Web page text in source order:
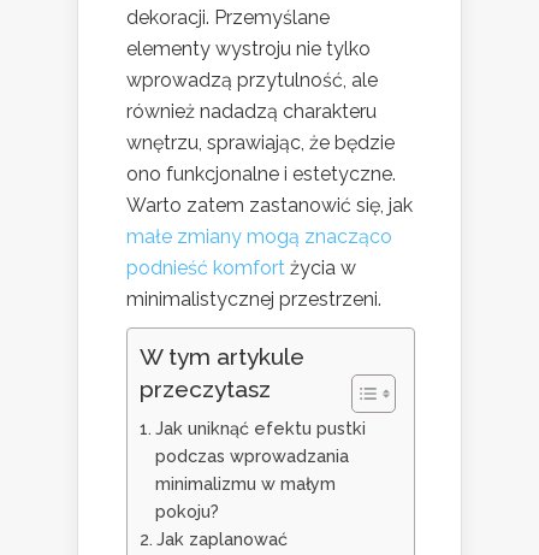
dekoracji. Przemyślane
elementy wystroju nie tylko
wprowadzą przytulność, ale
również nadadzą charakteru
wnętrzu, sprawiając, że będzie
ono funkcjonalne i estetyczne.
Warto zatem zastanowić się, jak
małe zmiany mogą znacząco
podnieść komfort życia w
minimalistycznej przestrzeni.
W tym artykule
przeczytasz
Jak uniknąć efektu pustki
podczas wprowadzania
minimalizmu w małym
pokoju?
Jak zaplanować